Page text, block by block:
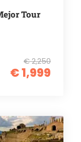
Tour
€ 2,250
€ 1,999